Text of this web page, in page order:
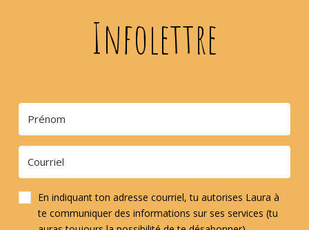
Infolettre
En indiquant ton adresse courriel, tu autorises Laura à
te communiquer des informations sur ses services (tu